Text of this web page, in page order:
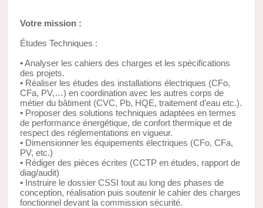
Votre mission :
Études Techniques :
• Analyser les cahiers des charges et les spécifications
des projets.
• Réaliser les études des installations électriques (CFo,
CFa, PV,…) en coordination avec les autres corps de
métier du bâtiment (CVC, Pb, HQE, traitement d’eau etc.).
• Proposer des solutions techniques adaptées en termes
de performance énergétique, de confort thermique et de
respect des réglementations en vigueur.
• Dimensionner les équipements électriques (CFo, CFa,
PV, etc.)
• Rédiger des pièces écrites (CCTP en études, rapport de
diag/audit)
• Instruire le dossier CSSI tout au long des phases de
conception, réalisation puis soutenir le cahier des charges
fonctionnel devant la commission sécurité.